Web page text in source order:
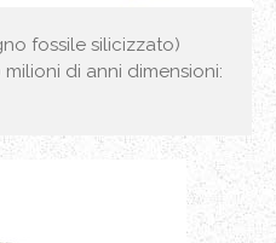
fossile silicizzato)
di anni dimensioni: